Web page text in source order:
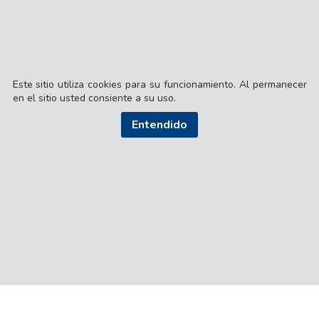
Este sitio utiliza cookies para su funcionamiento. Al permanecer
en el sitio usted consiente a su uso.
Entendido